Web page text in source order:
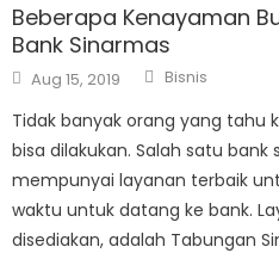
Beberapa Kenayaman
Bank Sinarmas
Posted
on
Aug 15, 2019 Author
Bisnis
Tidak banyak orang yang tahu
bisa dilakukan. Salah satu bank
mempunyai layanan terbaik
waktu untuk datang ke bank.
disediakan, adalah Tabungan